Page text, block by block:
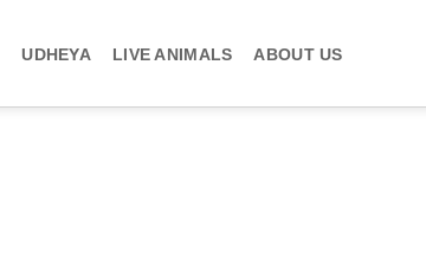
UDHEYA LIVE ANIMALS ABOUT US